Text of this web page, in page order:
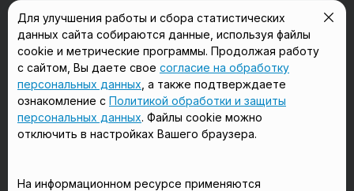
в Сергиевом Посаде в Люберцах
в Красногорске в Королёве
в Домодедово в Щёлково
Мы в соцсетях
Для улучшения работы и сбора статистических
данных сайта собираются данные, используя файлы
cookie и метрические программы. Продолжая работу
с сайтом, Вы даете свое согласие на обработку
персональных данных , а также подтверждаете
ознакомление с Политикой обработки и защиты
персональных данных. Файлы cookie можно
отключить в настройках Вашего браузера.
На информационном ресурсе применяются